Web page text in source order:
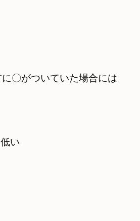
〇がついていた場合には
い